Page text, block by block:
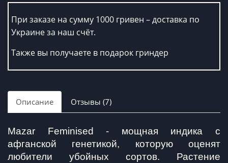
При заказе на сумму 1000 гривен – доставка по
Украине за наш счёт.
Также вы получаете в подарок гриндер
Описание Отзывы (7)
Mazar Feminised - мощная индика с
афганской генетикой, которую оценят
любители убойных сортов. Растение